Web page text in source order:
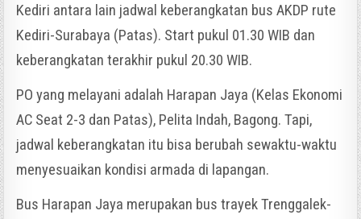
Kediri antara lain jadwal keberangkatan bus AKDP rute
Kediri-Surabaya (Patas). Start pukul 01.30 WIB dan
keberangkatan terakhir pukul 20.30 WIB.
PO yang melayani adalah Harapan Jaya (Kelas Ekonomi
AC Seat 2-3 dan Patas), Pelita Indah, Bagong. Tapi,
jadwal keberangkatan itu bisa berubah sewaktu-waktu
menyesuaikan kondisi armada di lapangan.
Bus Harapan Jaya merupakan bus trayek Trenggalek-